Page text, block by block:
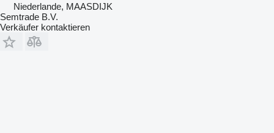
Niederlande, MAASDIJK
Semtrade B.V.
Verkäufer kontaktieren